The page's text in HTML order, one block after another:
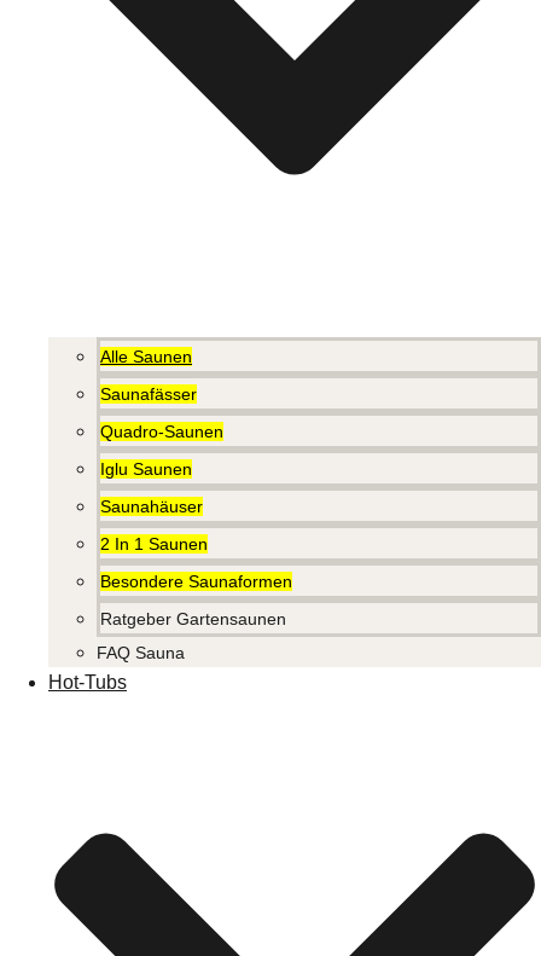
Alle Saunen
Saunafässer
Quadro-Saunen
Iglu Saunen
Saunahäuser
2 In 1 Saunen
Besondere Saunaformen
Ratgeber Gartensaunen
FAQ Sauna
Hot-Tubs